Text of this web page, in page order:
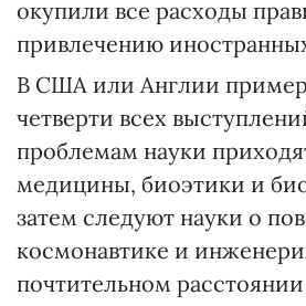
окупили все расходы
привлечению
В США или Англии
четверти всех
проблемам науки
медицины, биоэтики и
затем следуют науки о
космонавтике и
почтительном